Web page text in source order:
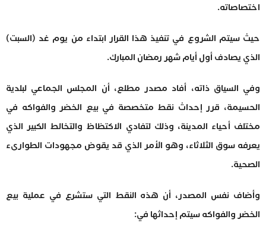
اختصاصاته.
حيث سيتم الشروع في تنفيذ هذا القرار ابتداء من يوم غد (السبت)
الذي يصادف أول أيام شهر رمضان المبارك.
وفي السياق ذاته، أفاد مصدر مطلع، أن المجلس الجماعي لبلدية
الحسيمة، قرر إحداث نقط متخصصة في بيع الخضر والفواكه في
مختلف أحياء المدينة، وذلك لتفادي الاكتظاظ والتخالط الكبير الذي
يعرفه سوق الثلاثاء، وهو الأمر الذي قد يقوض مجهودات الطوارىء
الصحية.
وأضاف نفس المصدر، أن هذه النقط التي ستشرع في عملية بيع
الخضر والفواكه سيتم إحداثها في: